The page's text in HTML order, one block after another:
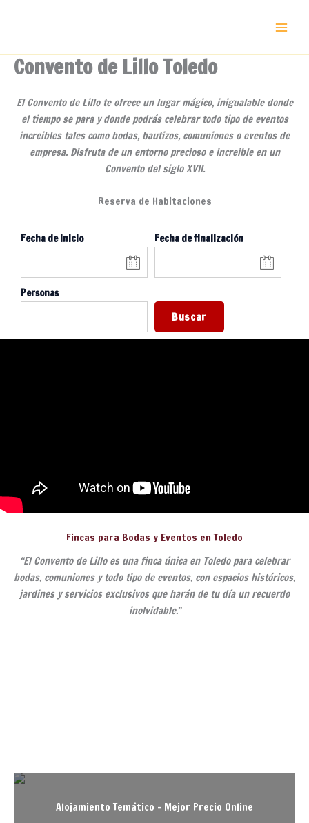
Convento de Lillo Toledo
El Convento de Lillo te ofrece un lugar mágico, inigualable donde
el tiempo se para y donde podrás celebrar todo tipo de eventos
increibles tales como bodas, bautizos, comuniones o eventos de
empresa. Disfruta de un entorno precioso e increible en un
Convento del siglo XVII.
Reserva de Habitaciones
Fecha de inicio Fecha de finalización
Personas
Buscar
Fincas para Bodas y Eventos en Toledo
“El Convento de Lillo es una finca única en Toledo para celebrar
bodas, comuniones y todo tipo de eventos, con espacios históricos,
jardines y servicios exclusivos que harán de tu día un recuerdo
inolvidable.”
Alojamiento Temático – Mejor Precio Online